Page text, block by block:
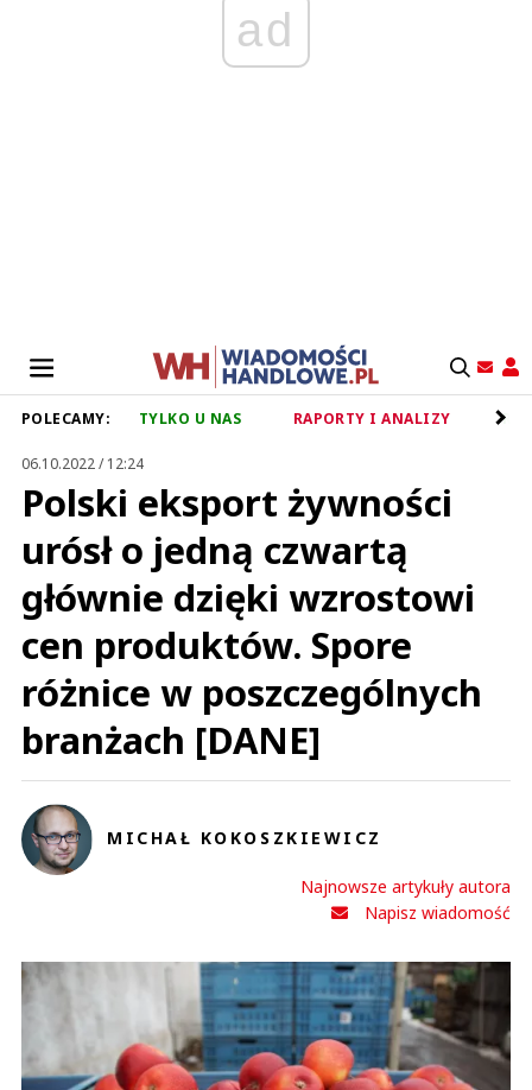
ad
POLECAMY: TYLKO U NAS RAPORTY I ANALIZY
06.10.2022 / 12:24
Polski eksport żywności
urósł o jedną czwartą
głównie dzięki wzrostowi
cen produktów. Spore
różnice w poszczególnych
branżach [DANE]
MICHAŁ KOKOSZKIEWICZ
Najnowsze artykuły autora
Napisz wiadomość